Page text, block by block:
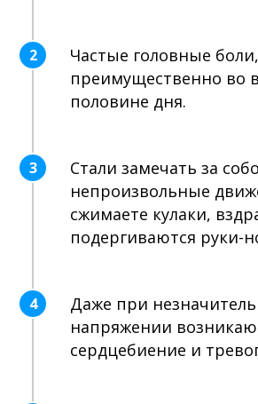
2
Частые головные
преимущественно во
половине дня.
3
Стали замечать за
непроизвольные
сжимаете кулаки,
подергиваются руки-
4
Даже при
напряжении
сердцебиение и